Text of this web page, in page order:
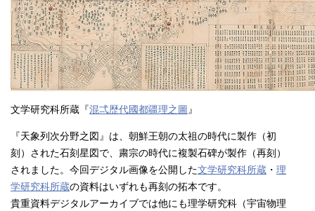
文学研究科所蔵『混弌歴代國都疆理之圖』
『天象列次分野之図』は、朝鮮王朝の太祖の時代に製作（初
刻）された石刻星図で、粛宗の時代に複製石碑が製作（再刻）
されました。今回デジタル画像を公開した文学研究科所蔵 ・ 理
学研究科所蔵の資料はいずれも再刻の拓本です。
貴重資料デジタルアーカイブでは他にも理学研究科（宇宙物理